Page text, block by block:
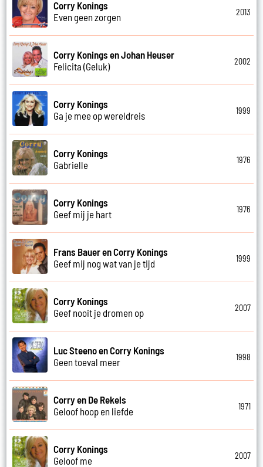
Corry Konings
Even geen zorgen
2013
Corry Konings en Johan Heuser
Felicita (Geluk)
2002
Corry Konings
Ga je mee op wereldreis
1999
Corry Konings
Gabrielle
1976
Corry Konings
Geef mij je hart
1976
Frans Bauer en Corry Konings
Geef mij nog wat van je tijd
1999
Corry Konings
Geef nooit je dromen op
2007
Luc Steeno en Corry Konings
Geen toeval meer
1998
Corry en De Rekels
Geloof hoop en liefde
1971
Corry Konings
Geloof me
2007